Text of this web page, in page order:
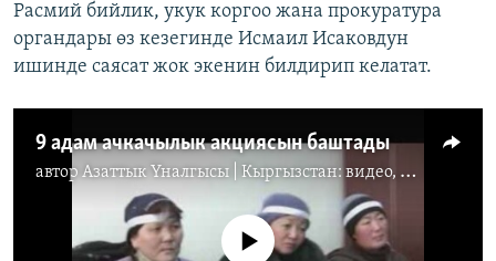
Расмий бийлик, укук коргоо жана прокуратура
органдары өз кезегинде Исмаил Исаковдун
ишинде саясат жок экенин билдирип келатат.
9 адам ачкачылык акциясын баштады
автор Азаттык Үналгысы | Кыргызстан: видео, фото, кабарлар
No media source currently available